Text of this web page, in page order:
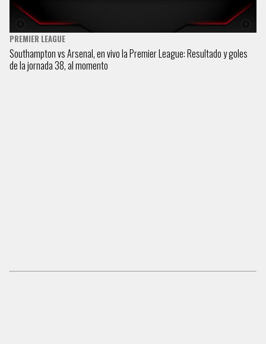
PREMIER LEAGUE
Southampton vs Arsenal, en vivo la Premier League: Resultado y goles
de la jornada 38, al momento